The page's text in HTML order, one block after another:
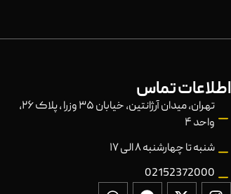
اطلاعات تماس
تهران، میدان آرژانتین، خیابان ۳۵ وزرا ، پلاک ۲۶،
واحد ۴
شنبه تا چهارشنبه ۸ الی ۱۷
02152372000